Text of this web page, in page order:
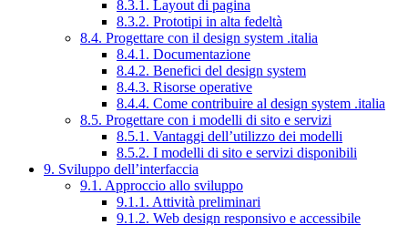
8.3.1. Layout di pagina
8.3.2. Prototipi in alta fedeltà
8.4. Progettare con il design system .italia
8.4.1. Documentazione
8.4.2. Benefici del design system
8.4.3. Risorse operative
8.4.4. Come contribuire al design system .italia
8.5. Progettare con i modelli di sito e servizi
8.5.1. Vantaggi dell’utilizzo dei modelli
8.5.2. I modelli di sito e servizi disponibili
9. Sviluppo dell’interfaccia
9.1. Approccio allo sviluppo
9.1.1. Attività preliminari
9.1.2. Web design responsivo e accessibile